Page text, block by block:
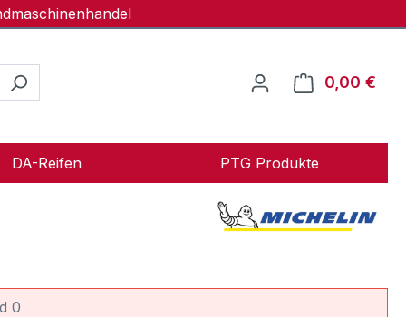
0,00 €
DA-Reifen PTG Produkte
0